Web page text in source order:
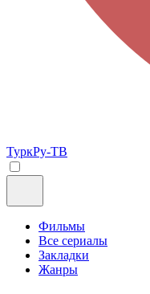
ТуркРу-ТВ
Фильмы
Все сериалы
Закладки
Жанры